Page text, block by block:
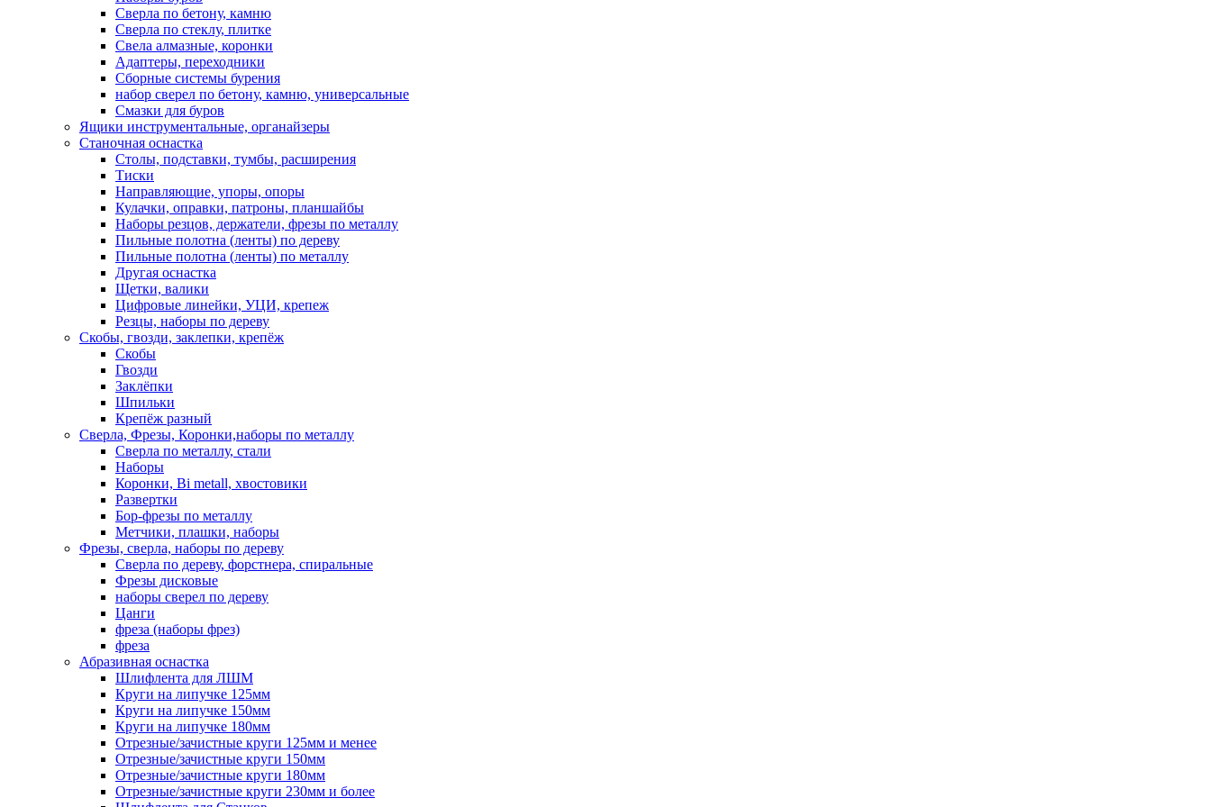
Сверла по бетону, камню
Сверла по стеклу, плитке
Свела алмазные, коронки
Адаптеры, переходники
Сборные системы бурения
набор сверел по бетону, камню, универсальные
Смазки для буров
Ящики инструментальные, органайзеры
Станочная оснастка
Столы, подставки, тумбы, расширения
Тиски
Направляющие, упоры, опоры
Кулачки, оправки, патроны, планшайбы
Наборы резцов, держатели, фрезы по металлу
Пильные полотна (ленты) по дереву
Пильные полотна (ленты) по металлу
Другая оснастка
Щетки, валики
Цифровые линейки, УЦИ, крепеж
Резцы, наборы по дереву
Скобы, гвозди, заклепки, крепёж
Скобы
Гвозди
Заклёпки
Шпильки
Крепёж разный
Сверла, Фрезы, Коронки,наборы по металлу
Сверла по металлу, стали
Наборы
Коронки, Bi metall, хвостовики
Развертки
Бор-фрезы по металлу
Метчики, плашки, наборы
Фрезы, сверла, наборы по дереву
Сверла по дереву, форстнера, спиральные
Фрезы дисковые
наборы сверел по дереву
Цанги
фреза (наборы фрез)
фреза
Абразивная оснастка
Шлифлента для ЛШМ
Круги на липучке 125мм
Круги на липучке 150мм
Круги на липучке 180мм
Отрезные/зачистные круги 125мм и менее
Отрезные/зачистные круги 150мм
Отрезные/зачистные круги 180мм
Отрезные/зачистные круги 230мм и более